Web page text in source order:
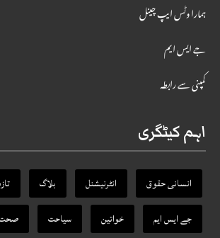
ہمارا وٹس ایپ چینل
جے ایس ایم
کمپنی سے رابطہ
اہم کیٹگری
انسانی حقوق انٹرنیشنل بلاگ
جے ایس ایم
خواتین سیاحت